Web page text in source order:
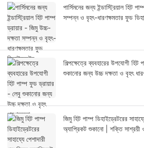
পার্সিমনের জন্য ইন্ডাস্ট্রিয়াল হিট
সম্পন্ন ও বৃহৎ-ধারণক্ষমতার ফুড
শিল্পক্ষেত্রে ব্যবহারের উপযোগী
শুকানোর জন্য উচ্চ দক্ষতা ও বৃহৎ
জিমু হিট পাম্প ডিহাইড্রেটরের
অ্যাপ্রিকট শুকানো | শক্তি সাশ্রয়ী